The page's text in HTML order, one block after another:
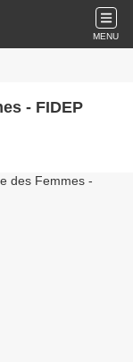
MENU
- FIDEP